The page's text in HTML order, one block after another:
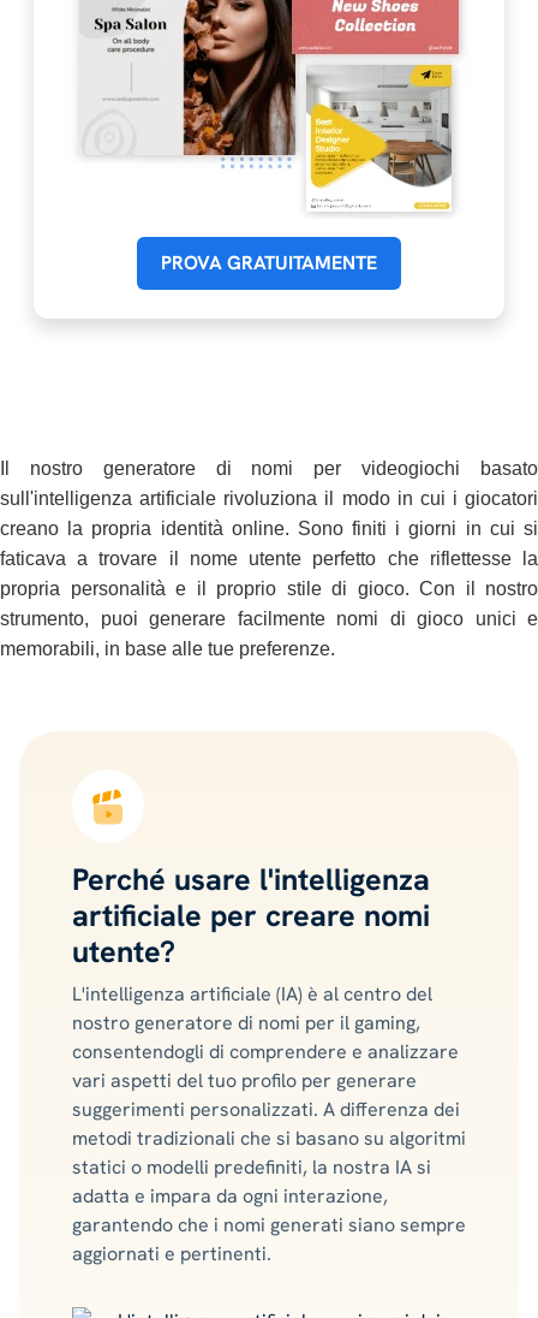
PROVA GRATUITAMENTE
Il nostro generatore di nomi per videogiochi basato
sull'intelligenza artificiale rivoluziona il modo in cui i giocatori
creano la propria identità online. Sono finiti i giorni in cui si
faticava a trovare il nome utente perfetto che riflettesse la
propria personalità e il proprio stile di gioco. Con il nostro
strumento, puoi generare facilmente nomi di gioco unici e
memorabili, in base alle tue preferenze.
Perché usare l'intelligenza
artificiale per creare nomi
utente?
L'intelligenza artificiale (IA) è al centro del
nostro generatore di nomi per il gaming,
consentendogli di comprendere e analizzare
vari aspetti del tuo profilo per generare
suggerimenti personalizzati. A differenza dei
metodi tradizionali che si basano su algoritmi
statici o modelli predefiniti, la nostra IA si
adatta e impara da ogni interazione,
garantendo che i nomi generati siano sempre
aggiornati e pertinenti.